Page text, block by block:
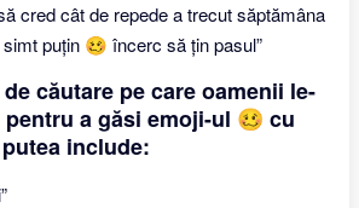
cred cât de repede a trecut săptămâna
simt puțin 🥴 încerc să țin pasul”
căutare pe care oamenii le-
a găsi emoji-ul 🥴 cu
include: